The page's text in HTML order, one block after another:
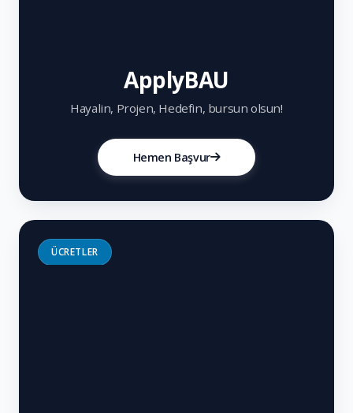
ApplyBAU
Hayalin, Projen, Hedefin, bursun olsun!
Hemen Başvur
ÜCRETLER